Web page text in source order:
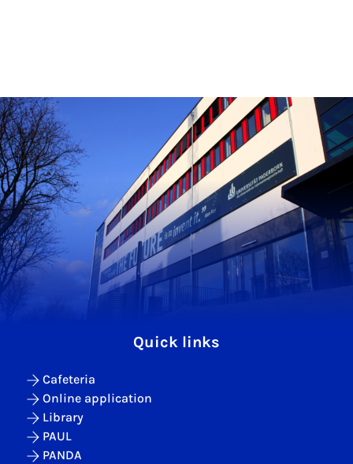
Quick links
Cafeteria
Online application
Library
PAUL
PANDA